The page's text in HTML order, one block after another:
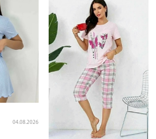
04.08.2026